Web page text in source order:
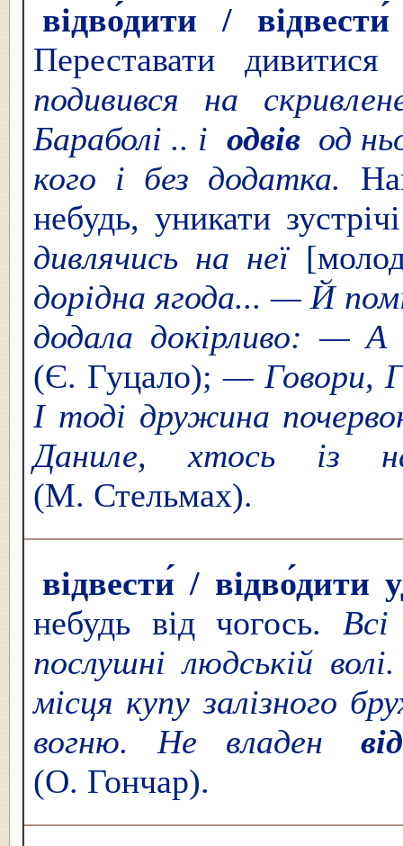
відво́дити /
Переставати
подивився на
Бараболі .. і одвів од
кого і без додатка.
небудь, уникати
дивлячись на неї
дорідна ягода... — Й
додала докірливо: — А
(Є. Гуцало);— Говори,
І тоді дружина
Даниле, хтось із
(М. Стельмах).
відвести́ / відво́дити
небудь від чогось.
послушні людській
місця купу залізного
вогню.
Не владен
(О. Гончар).